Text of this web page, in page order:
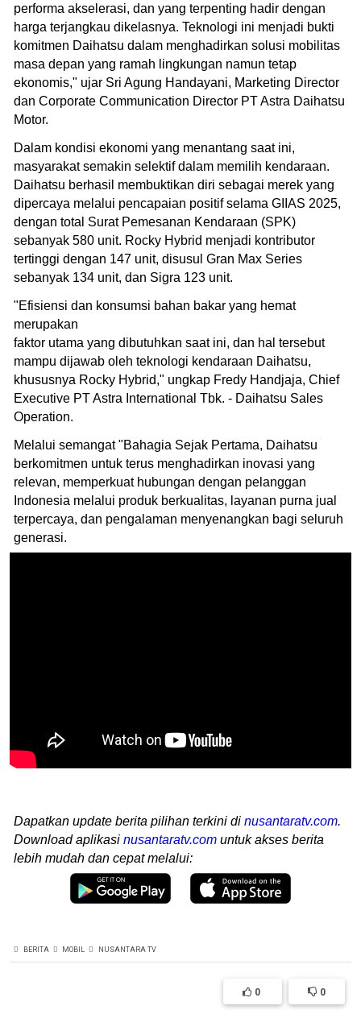
performa akselerasi, dan yang terpenting hadir dengan
harga terjangkau dikelasnya. Teknologi ini menjadi bukti
komitmen Daihatsu dalam menghadirkan solusi mobilitas
masa depan yang ramah lingkungan namun tetap
ekonomis," ujar Sri Agung Handayani, Marketing Director
dan Corporate Communication Director PT Astra Daihatsu
Motor.
Dalam kondisi ekonomi yang menantang saat ini,
masyarakat semakin selektif dalam memilih kendaraan.
Daihatsu berhasil membuktikan diri sebagai merek yang
dipercaya melalui pencapaian positif selama GIIAS 2025,
dengan total Surat Pemesanan Kendaraan (SPK)
sebanyak 580 unit. Rocky Hybrid menjadi kontributor
tertinggi dengan 147 unit, disusul Gran Max Series
sebanyak 134 unit, dan Sigra 123 unit.
"Efisiensi dan konsumsi bahan bakar yang hemat
merupakan
faktor utama yang dibutuhkan saat ini, dan hal tersebut
mampu dijawab oleh teknologi kendaraan Daihatsu,
khususnya Rocky Hybrid," ungkap Fredy Handjaja, Chief
Executive PT Astra International Tbk. - Daihatsu Sales
Operation.
Melalui semangat "Bahagia Sejak Pertama, Daihatsu
berkomitmen untuk terus menghadirkan inovasi yang
relevan, memperkuat hubungan dengan pelanggan
Indonesia melalui produk berkualitas, layanan purna jual
terpercaya, dan pengalaman menyenangkan bagi seluruh
generasi.
Dapatkan update berita pilihan terkini di nusantaratv.com.
Download aplikasi nusantaratv.com untuk akses berita
lebih mudah dan cepat melalui:
BERITA MOBIL NUSANTARA TV
0 0